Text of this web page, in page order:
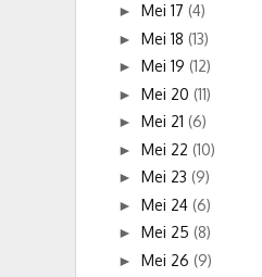
► Mei 17 (4)
► Mei 18 (13)
► Mei 19 (12)
► Mei 20 (11)
► Mei 21 (6)
► Mei 22 (10)
► Mei 23 (9)
► Mei 24 (6)
► Mei 25 (8)
► Mei 26 (9)